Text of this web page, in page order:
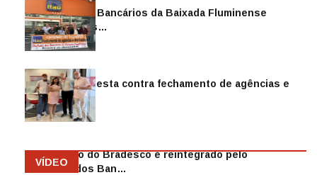
Sindicato dos Bancários da Baixada Fluminense
reintegra mais…
Jul 14, 2026
Sindicato protesta contra fechamento de agências e
as demiss…
Mai 13, 2026
Funcionário do Bradesco é reintegrado pelo
Sindicato dos Ban…
VÍDEO